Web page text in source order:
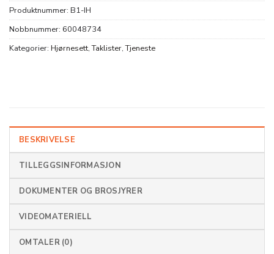
Produktnummer: B1-IH
Nobbnummer: 60048734
Kategorier: Hjørnesett,Taklister,Tjeneste
BESKRIVELSE
TILLEGGSINFORMASJON
DOKUMENTER OG BROSJYRER
VIDEOMATERIELL
OMTALER (0)